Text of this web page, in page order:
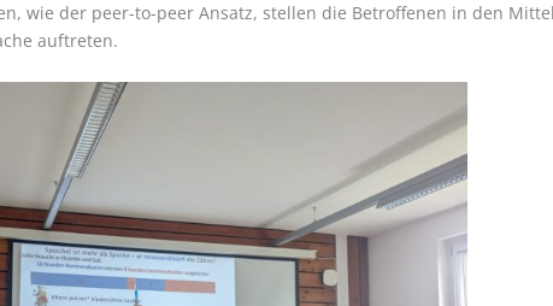
wie der peer-to-peer Ansatz, stellen die Betroffenen in den
auftreten.